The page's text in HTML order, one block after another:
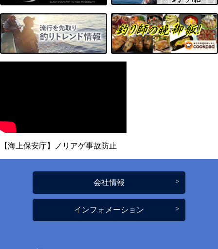
【海上保安庁】ノリアゲ事故防止
会社情報
インフォメーション